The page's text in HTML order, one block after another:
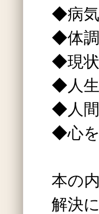
◆病
◆体調
◆現状
◆人
◆人
◆心
本の
解決